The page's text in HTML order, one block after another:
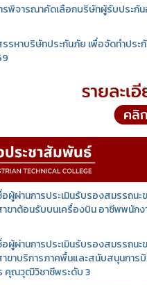
รพิจารณาคัดเลือกบริษัทผู้รับประกั
รหาบริษัทประกันภัย เพื่อจัดทำประ
อผู้ผ่านการประเมินรับรองสมรรถนะ
ขาต้อนรับบนเครื่องบิน อาชีพพนักง
อผู้ผ่านการประเมินรับรองสมรรถนะ
ขาบริการภาคพื้นและสนับสนุนการ
คุณวุฒิวิชาชีพระดับ 3